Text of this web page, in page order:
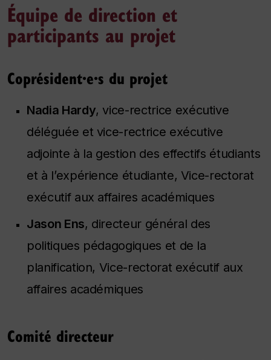
Équipe de direction et
participants au projet
Coprésident·e·s du projet
Nadia Hardy, vice-rectrice exécutive
déléguée et vice-rectrice exécutive
adjointe à la gestion des effectifs étudiants
et à l’expérience étudiante, Vice-rectorat
exécutif aux affaires académiques
Jason Ens, directeur général des
politiques pédagogiques et de la
planification, Vice-rectorat exécutif aux
affaires académiques
Comité directeur